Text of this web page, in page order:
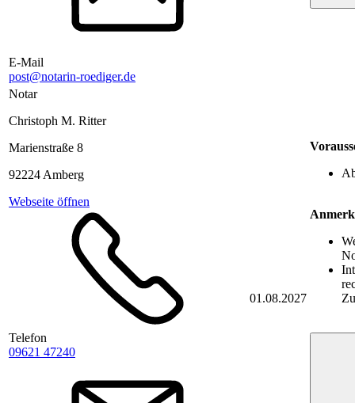
E-Mail
post@notarin-roediger.de
Notar
Christoph M. Ritter
Marienstraße 8
92224 Amberg
Webseite öffnen
Telefon
09621 47240
01.08.2027